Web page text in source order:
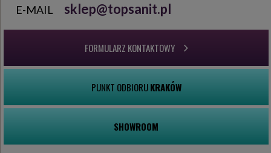
E-MAIL sklep@topsanit.pl
FORMULARZ KONTAKTOWY
PUNKT ODBIORUKRAKÓW
SHOWROOM